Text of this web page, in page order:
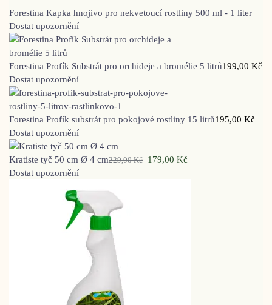
Forestina Kapka hnojivo pro nekvetoucí rostliny 500 ml - 1 liter
Dostat upozornění
Forestina Profík Substrát pro orchideje a bromélie 5 litrů199,00 Kč
Dostat upozornění
Forestina Profík substrát pro pokojové rostliny 15 litrů195,00 Kč
Dostat upozornění
Kratiste tyč 50 cm Ø 4 cm229,00Kč 179,00 Kč
Dostat upozornění